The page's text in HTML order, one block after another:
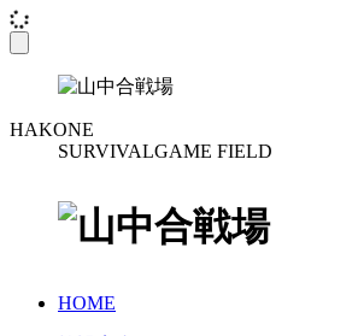
toggle
navigation
HAKONE
SURVIVALGAME FIELD
HOME